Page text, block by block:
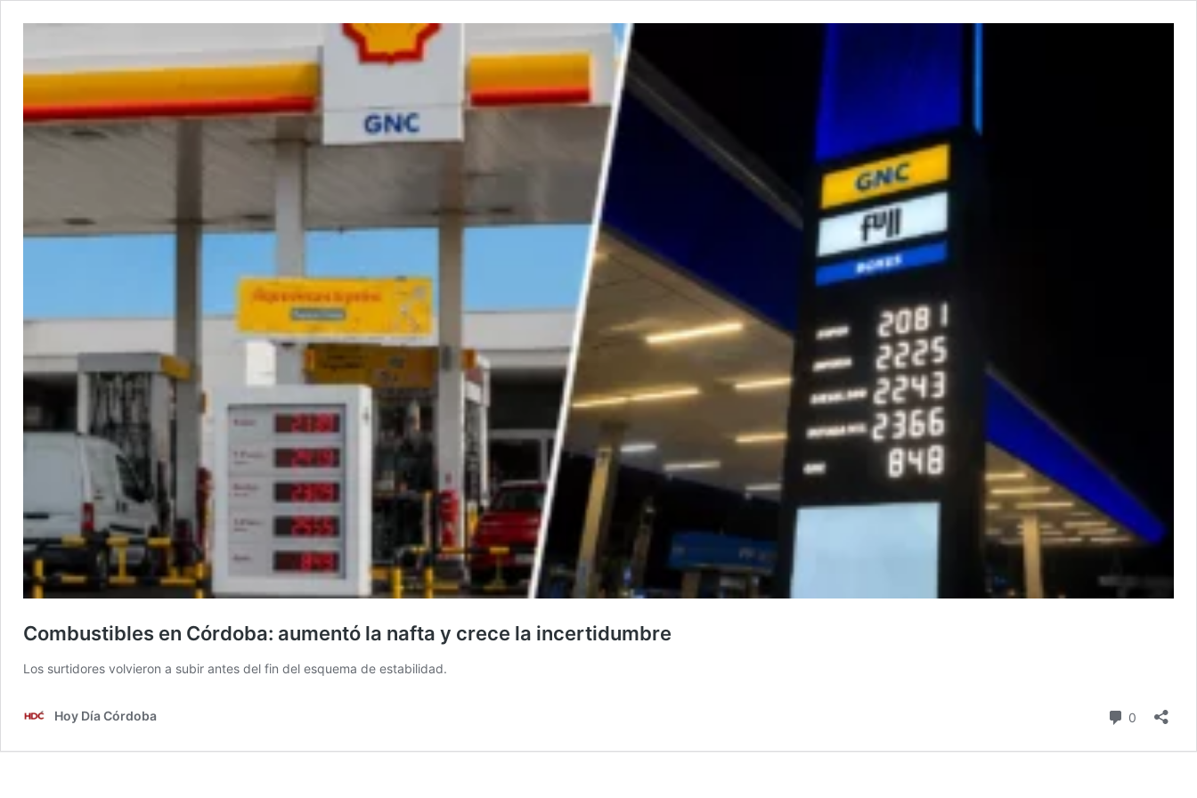
Combustibles en Córdoba: aumentó la nafta y crece la incertidumbre
Los surtidores volvieron a subir antes del fin del esquema de estabilidad.
Hoy Día Córdoba 0